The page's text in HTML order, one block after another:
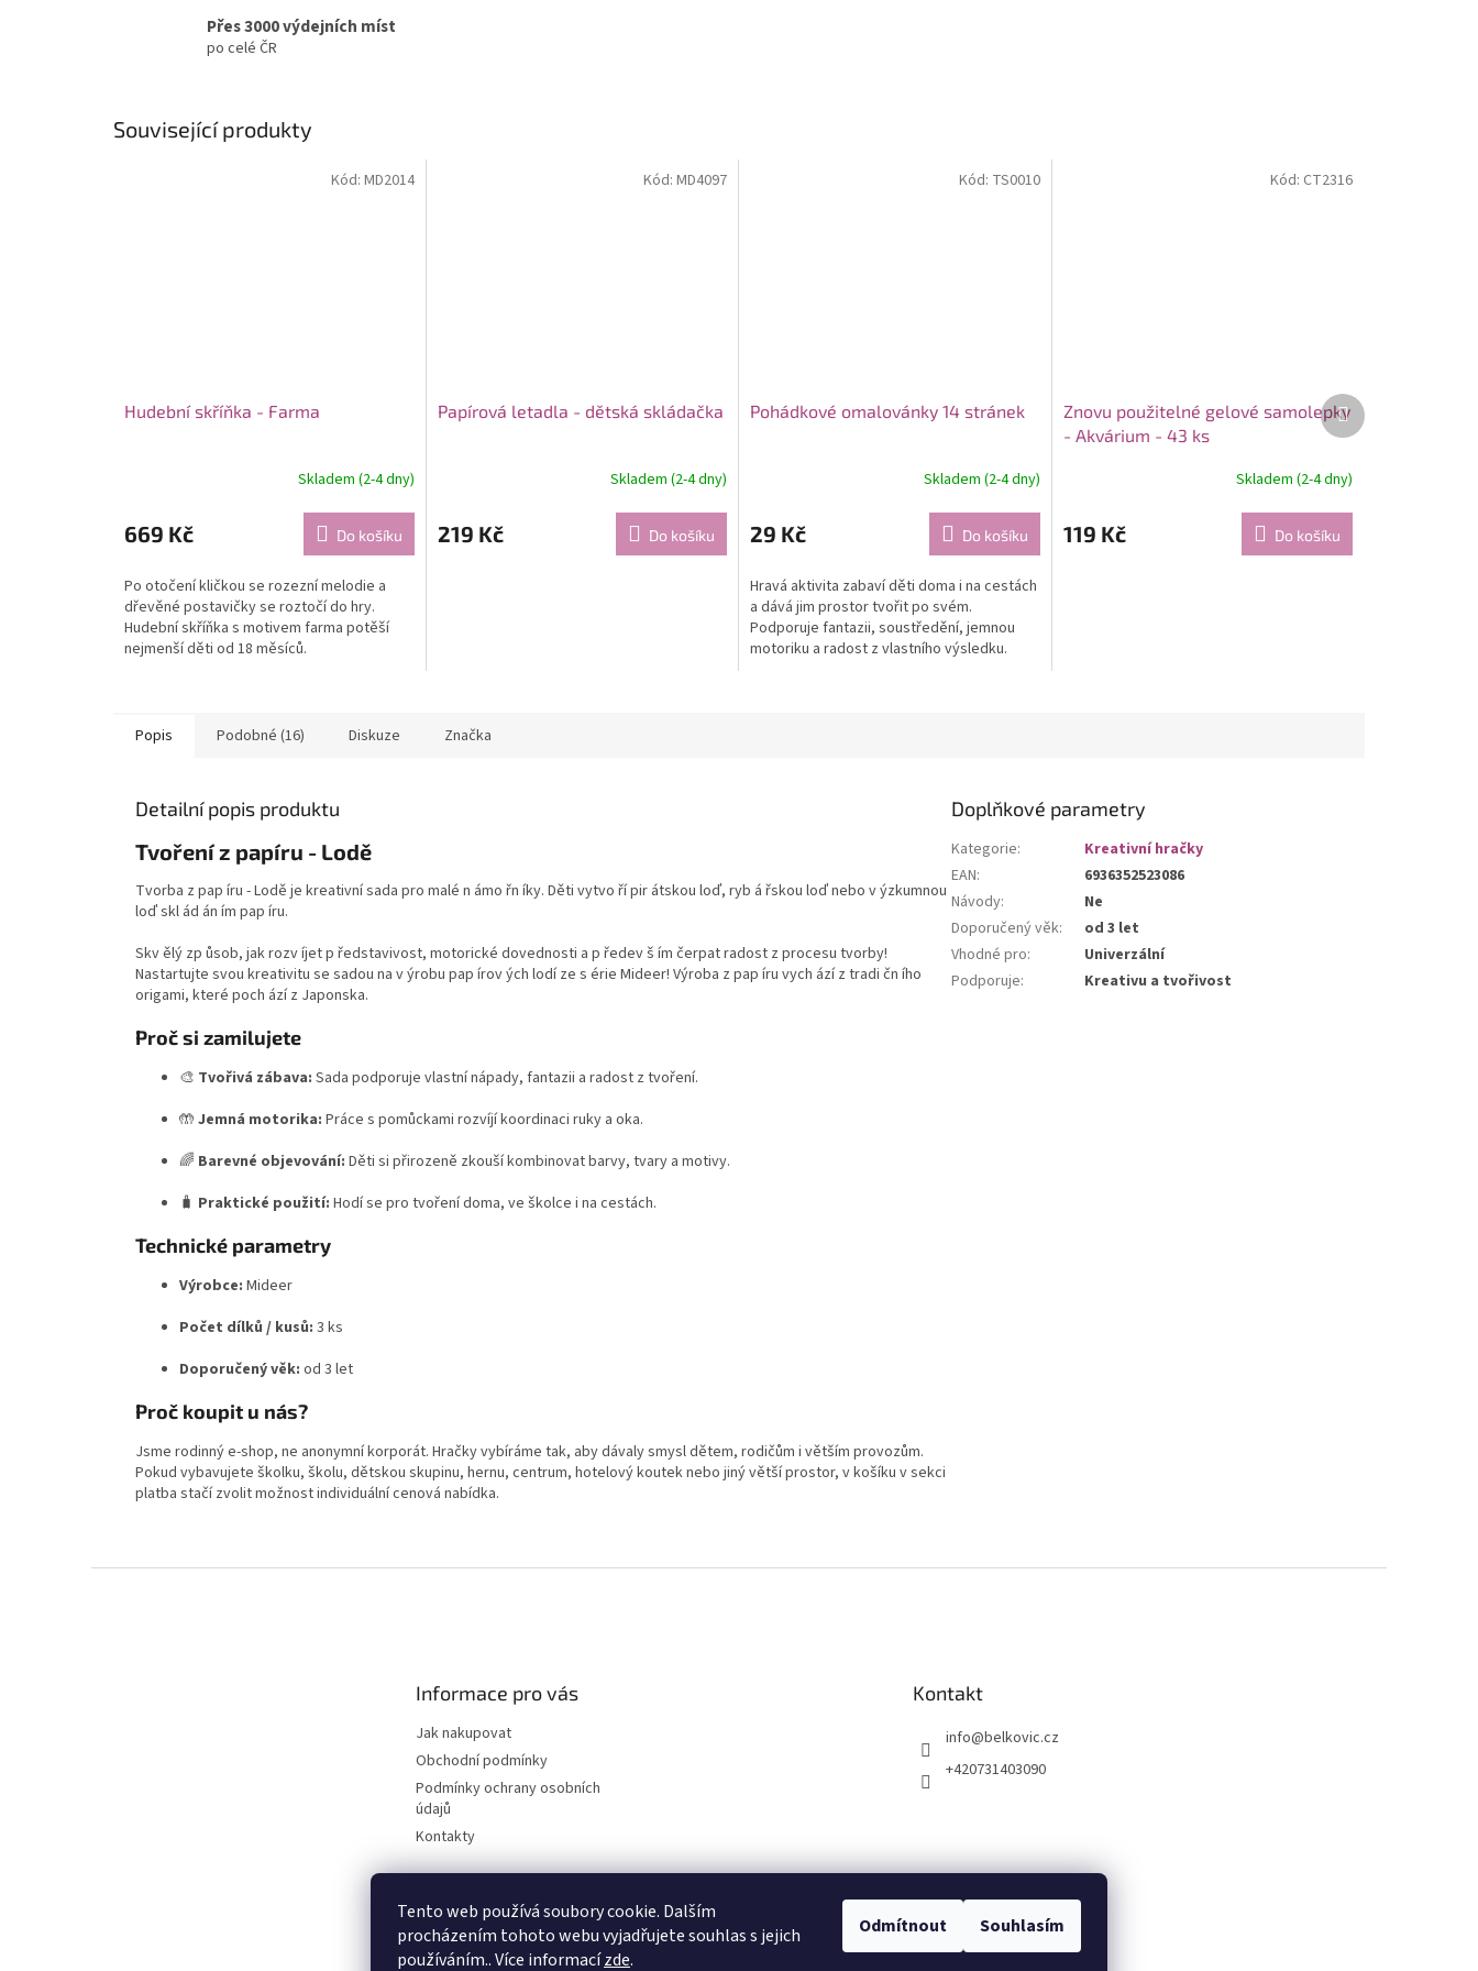
Tento web používá soubory cookie. Dalším
procházením tohoto webu vyjadřujete souhlas s jejich
používáním.. Více informacízde.
Odmítnout Souhlasím
Přes 3000 výdejních míst
po celé ČR
Související produkty
Hudební skříňka - Farma
Skladem (2-4 dny)
669 Kč Do košíku
Po otočení kličkou se rozezní melodie a
dřevěné postavičky se roztočí do hry.
Hudební skříňka s motivem farma potěší
nejmenší děti od 18 měsíců.
Kód: MD2014
Papírová letadla - dětská skládačka
Skladem (2-4 dny)
219 Kč Do košíku
Kód: MD4097
Pohádkové omalovánky 14 stránek
Skladem (2-4 dny)
29 Kč Do košíku
Hravá aktivita zabaví děti doma i na cestách
a dává jim prostor tvořit po svém.
Podporuje fantazii, soustředění, jemnou
motoriku a radost z vlastního výsledku.
Kód: TS0010
Znovu použitelné gelové samolepky
- Akvárium - 43 ks
Skladem (2-4 dny)
119 Kč Do košíku
Kód: CT2316
Další
produkt
Popis Podobné (16) Diskuze Značka
Detailní popis produktu
Tvoření z papíru - Lodě
Tvorba z pap íru - Lodě je kreativní sada pro malé n ámo řn íky. Děti vytvo ří pir átskou loď, ryb á řskou loď nebo v ýzkumnou
loď skl ád án ím pap íru.
Skv ělý zp ůsob, jak rozv íjet p ředstavivost, motorické dovednosti a p ředev š ím čerpat radost z procesu tvorby!
Nastartujte svou kreativitu se sadou na v ýrobu pap írov ých lodí ze s érie Mideer! Výroba z pap íru vych ází z tradi čn ího
origami, které poch ází z Japonska.
Proč si zamilujete
🎨 Tvořivá zábava: Sada podporuje vlastní nápady, fantazii a radost z tvoření.
🤲 Jemná motorika: Práce s pomůckami rozvíjí koordinaci ruky a oka.
🌈 Barevné objevování: Děti si přirozeně zkouší kombinovat barvy, tvary a motivy.
🧳 Praktické použití: Hodí se pro tvoření doma, ve školce i na cestách.
Technické parametry
Výrobce: Mideer
Počet dílků / kusů: 3 ks
Doporučený věk: od 3 let
Proč koupit u nás?
Jsme rodinný e-shop, ne anonymní korporát. Hračky vybíráme tak, aby dávaly smysl dětem, rodičům i větším provozům.
Pokud vybavujete školku, školu, dětskou skupinu, hernu, centrum, hotelový koutek nebo jiný větší prostor, v košíku v sekci
platba stačí zvolit možnost individuální cenová nabídka.
Doplňkové parametry
Kategorie:
Kreativní hračky
EAN:
6936352523086
Návody:
Ne
Doporučený věk:
od 3 let
Vhodné pro:
Univerzální
Podporuje: Kreativu a tvořivost
Informace pro vás
Jak nakupovat
Obchodní podmínky
Podmínky ochrany osobních
údajů
Kontakty
Kontakt
info@belkovic.cz
+420731403090